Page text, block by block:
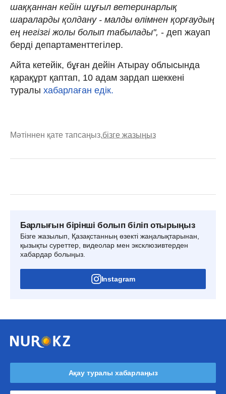
шаққаннан кейін шұғыл ветеринарлық
шараларды қолдану - малды өлімнен қорғаудың
ең негізгі жолы болып табылады", - деп жауап
берді департаменттегілер.
Айта кетейік, бұған дейін Атырау облысында
қарақұрт қаптап, 10 адам зардап шеккені
туралы хабарлаған едік.
Мәтіннен қате тапсаңыз,бізге жазыңыз
Барлығын бірінші болып біліп отырыңыз
Бізге жазылып, Қазақстанның өзекті жаңалықтарынан,
қызықты суреттер, видеолар мен эксклюзивтерден
хабардар болыңыз.
Instagram
Ақау туралы хабарлаңыз